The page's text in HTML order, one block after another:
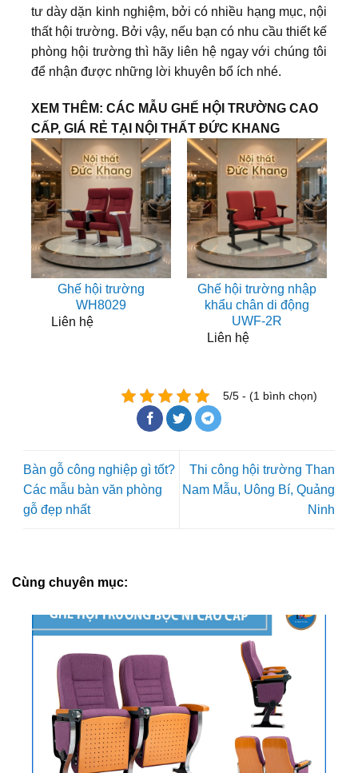
tư dày dặn kinh nghiệm, bởi có nhiều hạng mục, nội
thất hội trường. Bởi vậy, nếu bạn có nhu cầu thiết kế
phòng hội trường thì hãy liên hệ ngay với chúng tôi
để nhận được những lời khuyên bổ ích nhé.
XEM THÊM: CÁC MẪU GHẾ HỘI TRƯỜNG CAO
CẤP, GIÁ RẺ TẠI NỘI THẤT ĐỨC KHANG
Ghế hội trường
WH8029
Liên hệ
Ghế hội trường nhập
khẩu chân di động
UWF-2R
Liên hệ
5/5 - (1 bình chọn)
Bàn gỗ công nghiệp gì tốt?
Các mẫu bàn văn phòng
gỗ đẹp nhất
Thi công hội trường Than
Nam Mẫu, Uông Bí, Quảng
Ninh
Cùng chuyên mục: